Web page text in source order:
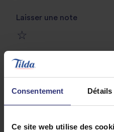
Consentement Détails
Ce site web utilise des
Laisser une note
star
review
2
star
3
Riz